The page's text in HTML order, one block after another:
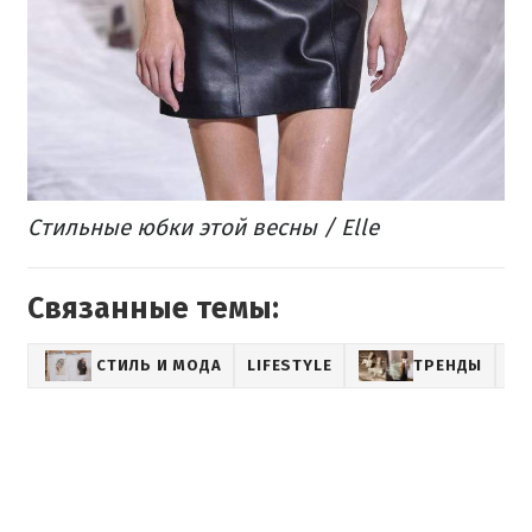
Стильные юбки этой весны / Elle
Связанные темы:
СТИЛЬ И МОДА LIFESTYLE ТРЕНДЫ